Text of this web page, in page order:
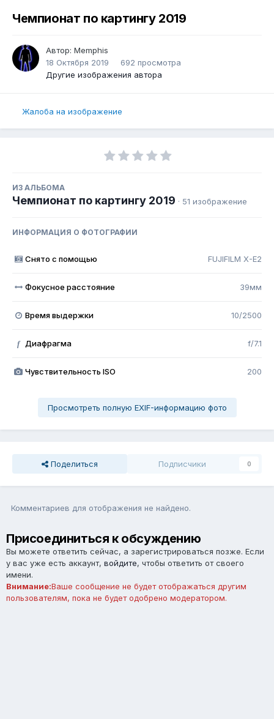
Чемпионат по картингу 2019
Автор: Memphis
18 Октября 2019
692 просмотра
Другие изображения автора
Жалоба на изображение
ИЗ АЛЬБОМА
Чемпионат по картингу 2019 · 51 изображение
ИНФОРМАЦИЯ О ФОТОГРАФИИ
Снято с помощью FUJIFILM X-E2
Фокусное расстояние 39мм
Время выдержки 10/2500
f Диафрагма f/7.1
Чувствительность ISO 200
Просмотреть полную EXIF-информацию фото
Поделиться Подписчики 0
Комментариев для отображения не найдено.
Присоединиться к обсуждению
Вы можете ответить сейчас, а зарегистрироваться позже. Если
у вас уже есть аккаунт, войдите, чтобы ответить от своего
имени.
Внимание:Ваше сообщение не будет отображаться другим
пользователям, пока не будет одобрено модератором.